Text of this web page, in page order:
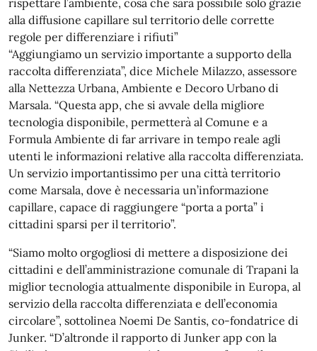
alla diffusione capillare sul territorio delle corrette
regole per differenziare i rifiuti”
“Aggiungiamo un servizio importante a supporto della
raccolta differenziata”, dice Michele Milazzo, assessore
alla Nettezza Urbana, Ambiente e Decoro Urbano di
Marsala. “Questa app, che si avvale della migliore
tecnologia disponibile, permetterà al Comune e a
Formula Ambiente di far arrivare in tempo reale agli
utenti le informazioni relative alla raccolta differenziata.
Un servizio importantissimo per una città territorio
come Marsala, dove è necessaria un’informazione
capillare, capace di raggiungere “porta a porta” i
cittadini sparsi per il territorio”.
“Siamo molto orgogliosi di mettere a disposizione dei
cittadini e dell’amministrazione comunale di Trapani la
miglior tecnologia attualmente disponibile in Europa, al
servizio della raccolta differenziata e dell’economia
circolare”, sottolinea Noemi De Santis, co-fondatrice di
Junker. “D’altronde il rapporto di Junker app con la